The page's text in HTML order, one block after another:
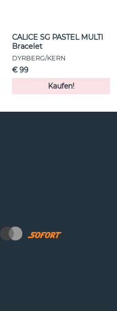
CALICE SG PASTEL MULTI
Bracelet
DYRBERG/KERN
€ 99
Kaufen!